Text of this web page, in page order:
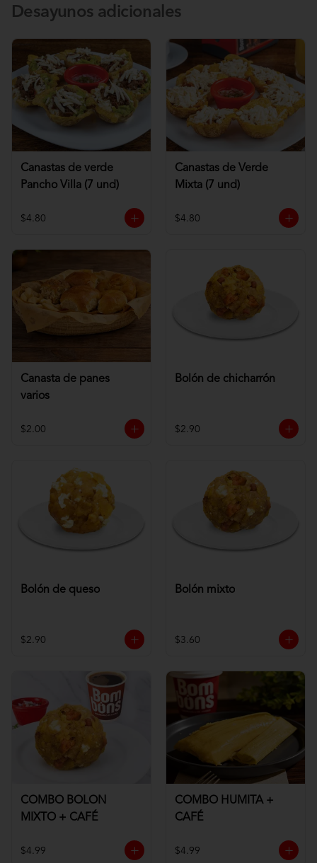
Desayunos adicionales
Canastas de verde
Pancho Villa (7 und)
$4.80
Canastas de Verde
Mixta (7 und)
$4.80
Canasta de panes
varios
$2.00
Bolón de chicharrón
$2.90
Bolón de queso
$2.90
Bolón mixto
$3.60
COMBO BOLON
MIXTO + CAFÉ
$4.99
COMBO HUMITA +
CAFÉ
$4.99